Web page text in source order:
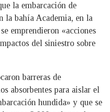
la embarcación de
la bahía Academia, en la
emprendieron «acciones
del siniestro sobre
barreras de
absorbentes para aislar el
hundida» y que se